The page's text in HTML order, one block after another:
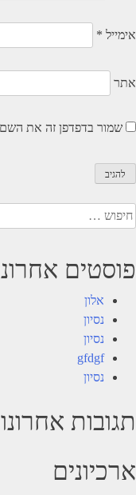
אימייל *
אתר
שמור בדפדפן זה את
חיפוש:
פוסטים
אלון
נסיון
נסיון
gfdgf
נסיון
תגובות
ארכיונים